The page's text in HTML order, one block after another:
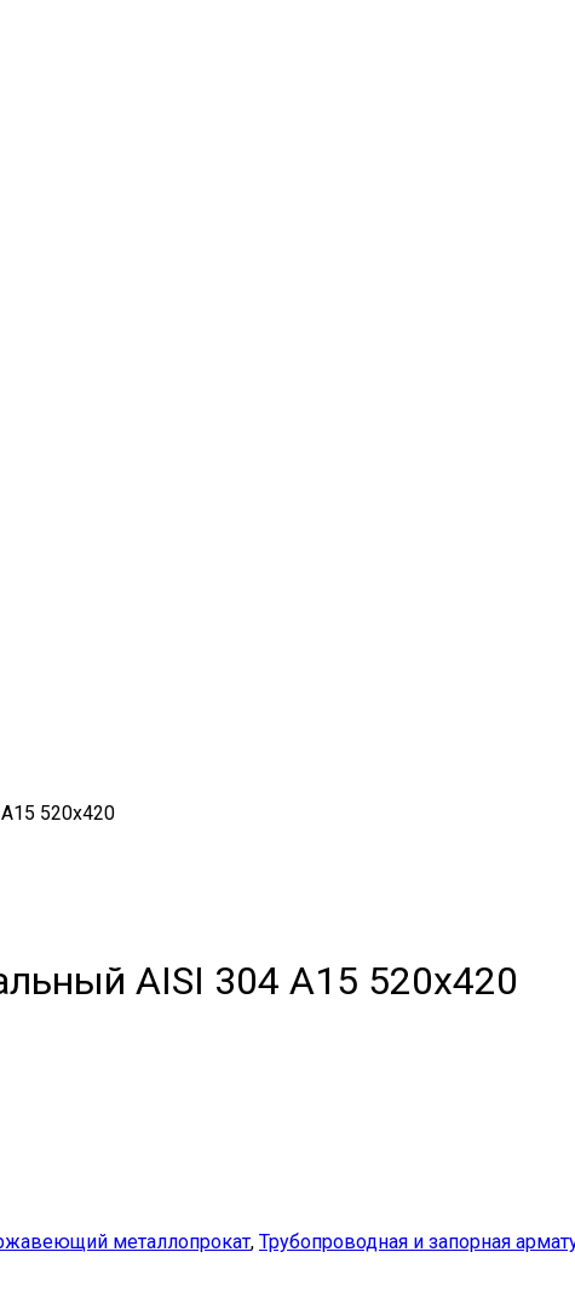
520х420
AISI 304 A15 520х420
металлопрокат, Трубопроводная и запорная